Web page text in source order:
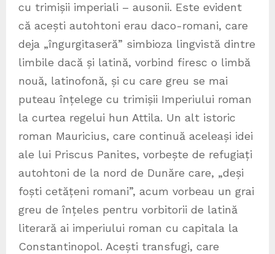
cu trimișii imperiali – ausonii. Este evident
că acești autohtoni erau daco-romani, care
deja „îngurgitaseră” simbioza lingvistă dintre
limbile dacă și latină, vorbind firesc o limbă
nouă, latinofonă, și cu care greu se mai
puteau înțelege cu trimișii Imperiului roman
la curtea regelui hun Attila. Un alt istoric
roman Mauricius, care continuă aceleași idei
ale lui Priscus Panites, vorbește de refugiați
autohtoni de la nord de Dunăre care, „deși
foști cetățeni romani”, acum vorbeau un grai
greu de înțeles pentru vorbitorii de latină
literară ai imperiului roman cu capitala la
Constantinopol. Acești transfugi, care